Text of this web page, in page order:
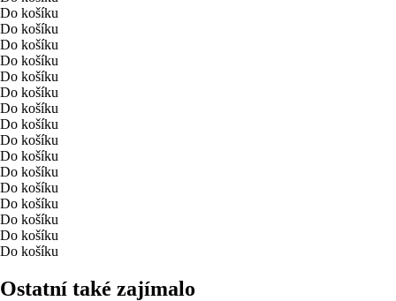
Do košíku
Do košíku
Do košíku
Do košíku
Do košíku
Do košíku
Do košíku
Do košíku
Do košíku
Do košíku
Do košíku
Do košíku
Do košíku
Do košíku
Do košíku
Do košíku
Ostatní také zajímalo